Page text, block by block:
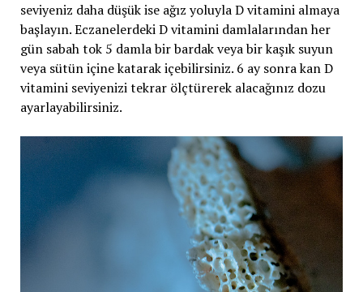
seviyeniz daha düşük ise ağız yoluyla D vitamini almaya
başlayın. Eczanelerdeki D vitamini damlalarından her
gün sabah tok 5 damla bir bardak veya bir kaşık suyun
veya sütün içine katarak içebilirsiniz. 6 ay sonra kan D
vitamini seviyenizi tekrar ölçtürerek alacağınız dozu
ayarlayabilirsiniz.